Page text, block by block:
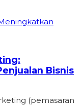
Bisnis
(pemasaran